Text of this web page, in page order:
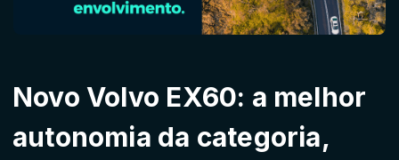
Novo Volvo EX60: a melhor
autonomia da categoria,